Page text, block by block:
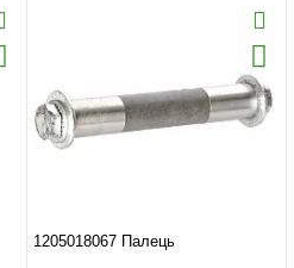
1205018067 Палець